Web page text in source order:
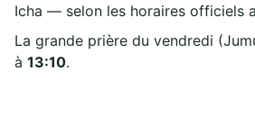
Icha — selon les horaires officiels
La grande prière du vendredi
à 13:10.